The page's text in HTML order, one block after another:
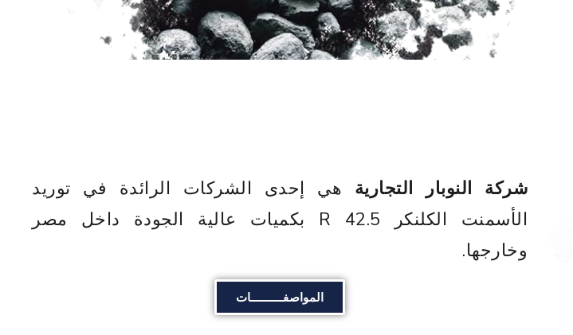
شركة النوبار التجارية هي إحدى الشركات الرائدة في توريد
الأسمنت الكلنكر 42.5 R بكميات عالية الجودة داخل مصر
وخارجها.
المواصفــــــــــات